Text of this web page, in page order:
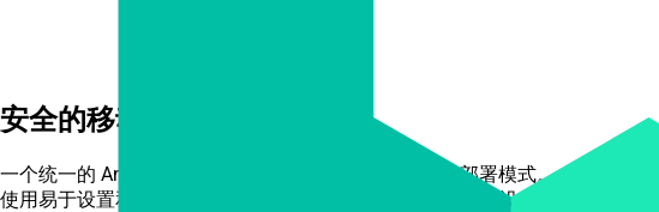
安全的移动设备管理， 化繁为简
一个统一的 Android 和 Apple 设备管理平台，支持所有部署模式。
使用易于设置和使用的企业级安全性，保护并管理您的业务设备。